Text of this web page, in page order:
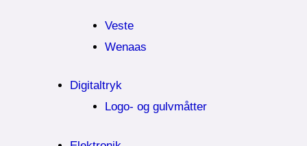
Veste
Wenaas
Digitaltryk
Logo- og gulvmåtter